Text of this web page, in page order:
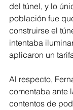
del túnel, y lo
población fue
construirse el
intentaba
aplicaron un
Al respecto,
comentaba ante
contentos de